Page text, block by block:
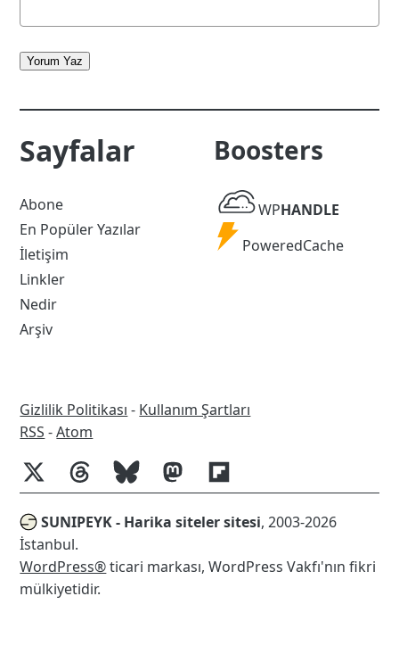
Yorum Yaz
Sayfalar
Abone
En Popüler Yazılar
İletişim
Linkler
Nedir
Arşiv
Boosters
WP
Handle
WPHANDLE
Powered
PoweredCache
Gizlilik Politikası - Kullanım Şartları
RSS
RSS -Atom
SUNIPEYK - Harika siteler sitesi, 2003-2026
İstanbul.
WordPress®ticari markası, WordPress Vakfı'nın fikri
mülkiyetidir.